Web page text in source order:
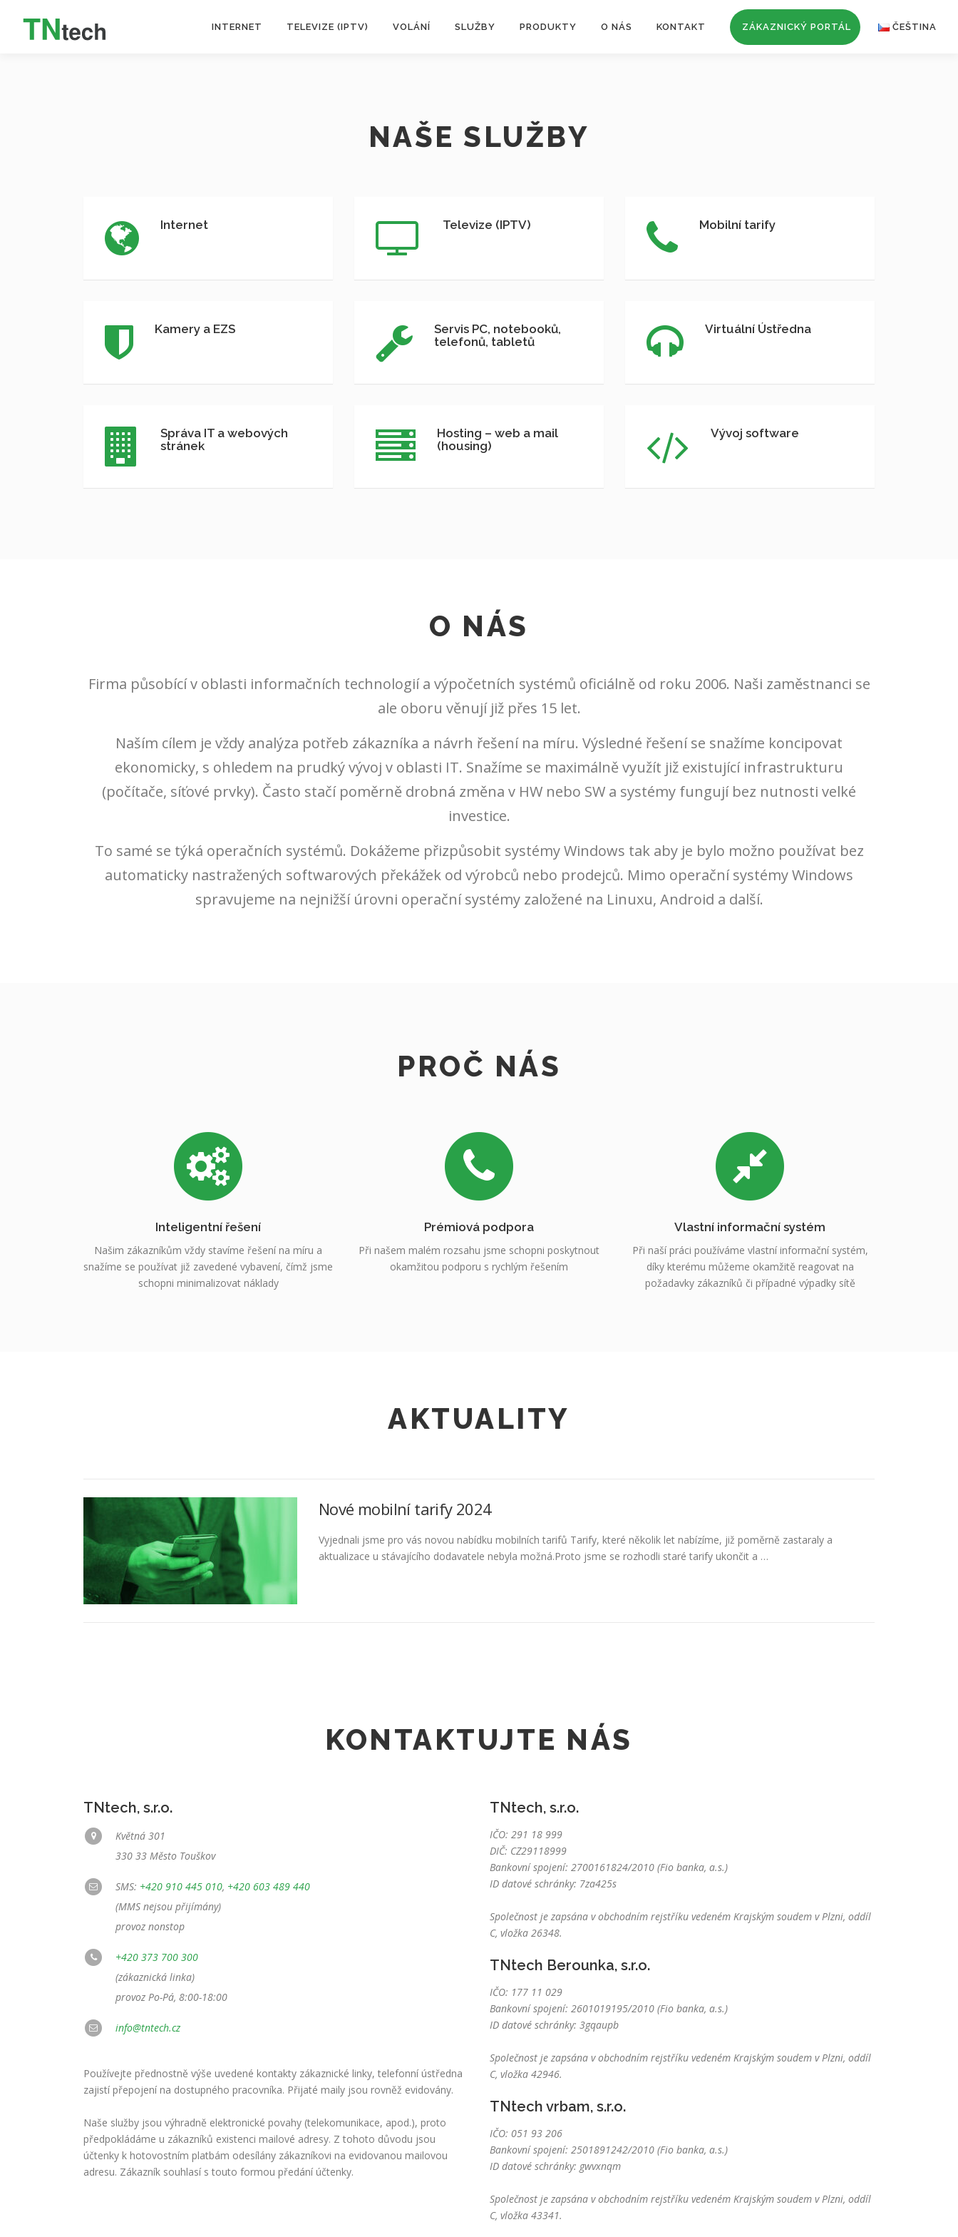
INTERNET TELEVIZE (IPTV) VOLÁNÍ SLUŽBY PRODUKTY O NÁS KONTAKT ZÁKAZNICKÝ PORTÁL ČEŠTINA
NAŠE SLUŽBY
Internet Televize (IPTV) Mobilní tarify
Kamery a EZS
Servis PC, notebooků,
telefonů, tabletů
Virtuální Ústředna
Správa IT a webových
stránek
Hosting – web a mail
(housing)
Vývoj software
O NÁS
Firma působící v oblasti informačních technologií a výpočetních systémů oficiálně od roku 2006. Naši zaměstnanci se
ale oboru věnují již přes 15 let.
Naším cílem je vždy analýza potřeb zákazníka a návrh řešení na míru. Výsledné řešení se snažíme koncipovat
ekonomicky, s ohledem na prudký vývoj v oblasti IT. Snažíme se maximálně využít již existující infrastrukturu
(počítače, síťové prvky). Často stačí poměrně drobná změna v HW nebo SW a systémy fungují bez nutnosti velké
investice.
To samé se týká operačních systémů. Dokážeme přizpůsobit systémy Windows tak aby je bylo možno používat bez
automaticky nastražených softwarových překážek od výrobců nebo prodejců. Mimo operační systémy Windows
spravujeme na nejnižší úrovni operační systémy založené na Linuxu, Android a další.
PROČ NÁS
Inteligentní řešení
Našim zákazníkům vždy stavíme řešení na míru a
snažíme se používat již zavedené vybavení, čímž jsme
schopni minimalizovat náklady
Prémiová podpora
Při našem malém rozsahu jsme schopni poskytnout
okamžitou podporu s rychlým řešením
Vlastní informační systém
Při naší práci používáme vlastní informační systém,
díky kterému můžeme okamžitě reagovat na
požadavky zákazníků či případné výpadky sítě
AKTUALITY
Nové mobilní tarify 2024
Vyjednali jsme pro vás novou nabídku mobilních tarifů Tarify, které několik let nabízíme, již poměrně zastaraly a
aktualizace u stávajícího dodavatele nebyla možná.Proto jsme se rozhodli staré tarify ukončit a …
KONTAKTUJTE NÁS
TNtech, s.r.o.
Květná 301
330 33 Město Touškov
SMS: +420 910 445 010, +420 603 489 440
(MMS nejsou přijímány)
provoz nonstop
+420 373 700 300
(zákaznická linka)
provoz Po-Pá, 8:00-18:00
info@tntech.cz
Používejte přednostně výše uvedené kontakty zákaznické linky, telefonní ústředna
zajistí přepojení na dostupného pracovníka. Přijaté maily jsou rovněž evidovány.
Naše služby jsou výhradně elektronické povahy (telekomunikace, apod.), proto
předpokládáme u zákazníků existenci mailové adresy. Z tohoto důvodu jsou
účtenky k hotovostním platbám odesílány zákazníkovi na evidovanou mailovou
adresu. Zákazník souhlasí s touto formou předání účtenky.
TNtech, s.r.o.
IČO: 291 18 999
DIČ: CZ29118999
Bankovní spojení: 2700161824/2010 (Fio banka, a.s.)
ID datové schránky: 7za425s
Společnost je zapsána v obchodním rejstříku vedeném Krajským soudem v Plzni, oddíl
C, vložka 26348.
TNtech Berounka, s.r.o.
IČO: 177 11 029
Bankovní spojení: 2601019195/2010 (Fio banka, a.s.)
ID datové schránky: 3gqaupb
Společnost je zapsána v obchodním rejstříku vedeném Krajským soudem v Plzni, oddíl
C, vložka 42946.
TNtech vrbam, s.r.o.
IČO: 051 93 206
Bankovní spojení: 2501891242/2010 (Fio banka, a.s.)
ID datové schránky: gwvxnqm
Společnost je zapsána v obchodním rejstříku vedeném Krajským soudem v Plzni, oddíl
C, vložka 43341.